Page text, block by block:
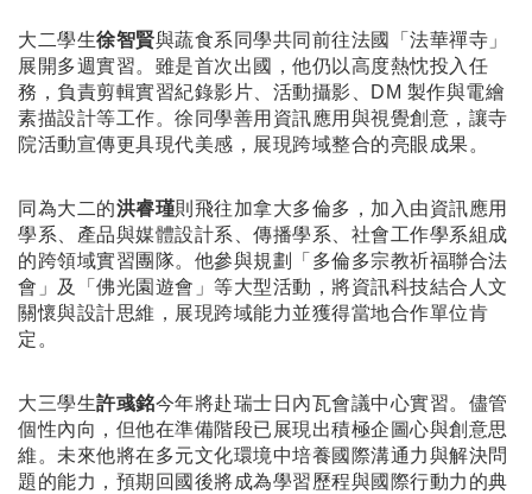
大二學生徐智賢與蔬食系同學共同前往法國「法華禪寺」
展開多週實習。雖是首次出國，他仍以高度熱忱投入任
務，負責剪輯實習紀錄影片、活動攝影、DM 製作與電繪
素描設計等工作。徐同學善用資訊應用與視覺創意，讓寺
院活動宣傳更具現代美感，展現跨域整合的亮眼成果。
同為大二的洪睿瑾則飛往加拿大多倫多，加入由資訊應用
學系、產品與媒體設計系、傳播學系、社會工作學系組成
的跨領域實習團隊。他參與規劃「多倫多宗教祈福聯合法
會」及「佛光園遊會」等大型活動，將資訊科技結合人文
關懷與設計思維，展現跨域能力並獲得當地合作單位肯
定。
大三學生許彧銘今年將赴瑞士日內瓦會議中心實習。儘管
個性內向，但他在準備階段已展現出積極企圖心與創意思
維。未來他將在多元文化環境中培養國際溝通力與解決問
題的能力，預期回國後將成為學習歷程與國際行動力的典